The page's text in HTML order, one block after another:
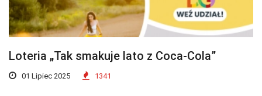
Loteria „Tak smakuje lato z Coca-Cola”
01 Lipiec 2025 1341